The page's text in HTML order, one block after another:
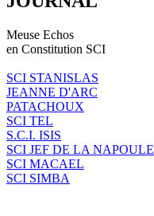
Meuse Echos
en Constitution SCI
SCI STANISLAS
JEANNE D'ARC
PATACHOUX
SCI TEL
S.C.I. ISIS
SCI JEF DE LA NAPOULE
SCI MACAEL
SCI SIMBA